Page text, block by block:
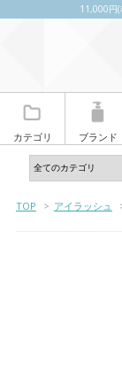
11,000円(
カテゴリ ブランド
TOP > アイラッシュ